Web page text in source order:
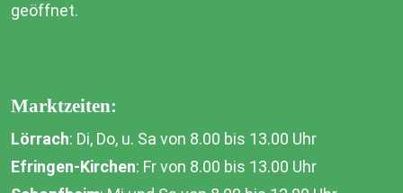
geöffnet.
Marktzeiten:
Lörrach: Di, Do, u. Sa von 8.00 bis 13.00 Uhr
Efringen-Kirchen: Fr von 8.00 bis 13.00 Uhr